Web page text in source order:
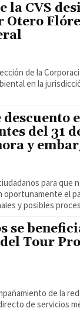
la CVS
Otero
de la
en la
descuento
del 31
y
para que
oportunamente el
y posibles
se
Tour
de la
de servicios